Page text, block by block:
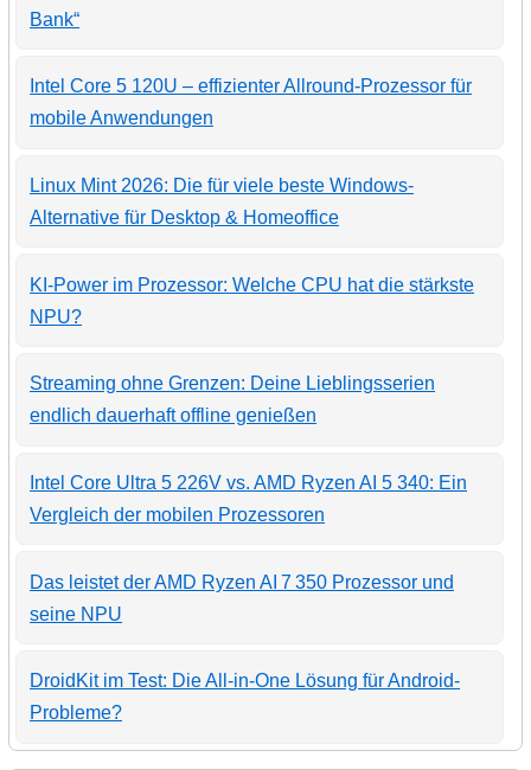
Bank“
Intel Core 5 120U – effizienter Allround-Prozessor für
mobile Anwendungen
Linux Mint 2026: Die für viele beste Windows-
Alternative für Desktop & Homeoffice
KI-Power im Prozessor: Welche CPU hat die stärkste
NPU?
Streaming ohne Grenzen: Deine Lieblingsserien
endlich dauerhaft offline genießen
Intel Core Ultra 5 226V vs. AMD Ryzen AI 5 340: Ein
Vergleich der mobilen Prozessoren
Das leistet der AMD Ryzen AI 7 350 Prozessor und
seine NPU
DroidKit im Test: Die All-in-One Lösung für Android-
Probleme?